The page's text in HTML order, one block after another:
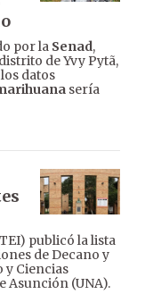
por la Senad,
de Yvy Pytã,
datos
sería
publicó la lista
de Decano y
y Ciencias
Asunción (UNA).